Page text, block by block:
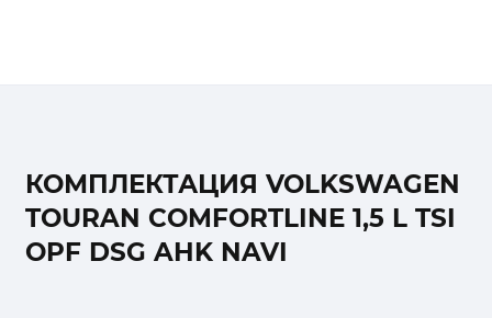
КОМПЛЕКТАЦИЯ VOLKSWAGEN
TOURAN COMFORTLINE 1,5 L TSI
OPF DSG AHK NAVI